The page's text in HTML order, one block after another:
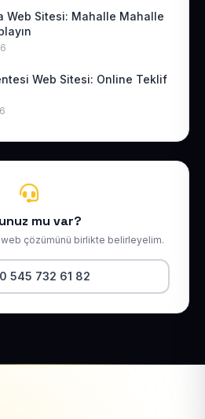
Web Sitesi: Mahalle Mahalle
Web Sitesi: Online Teklif
mu var?
çözümünü birlikte belirleyelim.
545 732 61 82